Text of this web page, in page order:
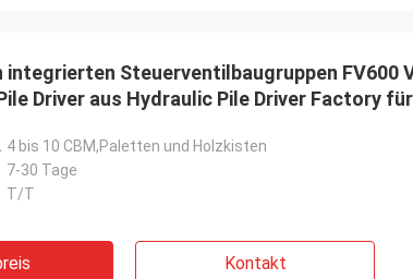
Steuerventilbaugruppen FV600
Driver aus Hydraulic Pile Driver Factory
4 bis 10 CBM,Paletten und Holzkisten
7-30 Tage
T/T
Kontakt